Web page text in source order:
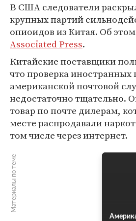
В США следователи
крупных партий
опиоидов из Китая. Об
Associated Press.
Китайские поставщики
что проверка иностранных
американской почтовой
недостаточно тщательно.
товар по почте дилерам,
месте распродавали
том числе через интернет.
Материалы по теме